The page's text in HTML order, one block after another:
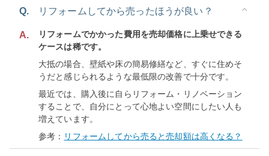
Q. リフォームしてから売ったほうが良い？
A.
リフォームでかかった費用を売却価格に上乗せできる
ケースは稀です。
大抵の場合、壁紙や床の簡易修繕など、すぐに住めそ
うだと感じられるような最低限の改善で十分です。
最近では、購入後に自らリフォーム・リノベーション
することで、自分にとって心地よい空間にしたい人も
増えています。
参考： リフォームしてから売ると売却額は高くなる？